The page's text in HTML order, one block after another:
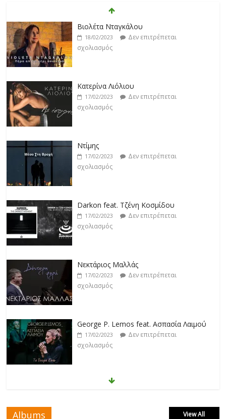
Βιολέτα Νταγκάλου
18/02/2023
Δεν επιτρέπεται
σχολιασμός
Κατερίνα Λιόλιου
17/02/2023
Δεν επιτρέπεται
σχολιασμός
Ντίμης
17/02/2023
Δεν επιτρέπεται
σχολιασμός
Darkon feat. Τζένη Κοσμίδου
17/02/2023
Δεν επιτρέπεται
σχολιασμός
Νεκτάριος Μαλλάς
17/02/2023
Δεν επιτρέπεται
σχολιασμός
George P. Lemos feat. Ασπασία Λαιμού
17/02/2023
Δεν επιτρέπεται
σχολιασμός
Μάριος Δαρβίρας
Albums View All